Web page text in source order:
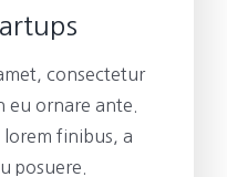
consectetur
eu ornare ante.
lorem finibus, a
posuere.